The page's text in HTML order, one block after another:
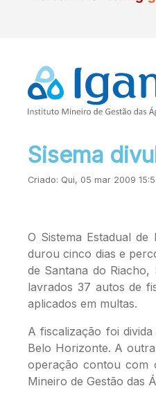
Sisema
Criado: Qui, 05 mar 2009
O Sistema Estadual
durou cinco dias e
de Santana do
lavrados 37 autos de
aplicados em multas.
A fiscalização foi
Belo Horizonte. A
operação contou com
Mineiro de Gestão das